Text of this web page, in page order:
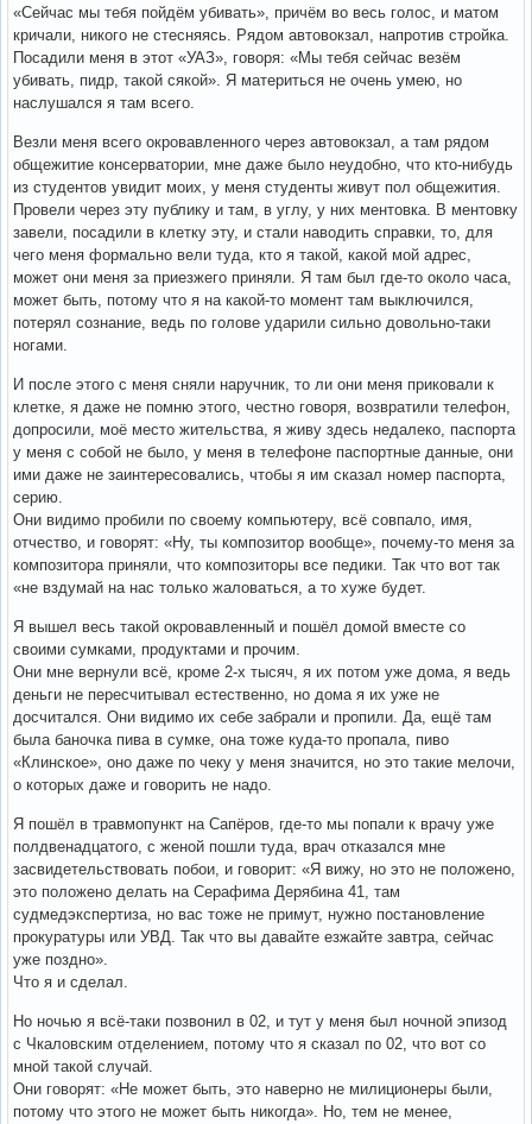
«Сейчас мы тебя пойдём убивать», причём во весь голос, и матом
кричали, никого не стесняясь. Рядом автовокзал, напротив стройка.
Посадили меня в этот «УАЗ», говоря: «Мы тебя сейчас везём
убивать, пидр, такой сякой». Я материться не очень умею, но
наслушался я там всего.
Везли меня всего окровавленного через автовокзал, а там рядом
общежитие консерватории, мне даже было неудобно, что кто-нибудь
из студентов увидит моих, у меня студенты живут пол общежития.
Провели через эту публику и там, в углу, у них ментовка. В ментовку
завели, посадили в клетку эту, и стали наводить справки, то, для
чего меня формально вели туда, кто я такой, какой мой адрес,
может они меня за приезжего приняли. Я там был где-то около часа,
может быть, потому что я на какой-то момент там выключился,
потерял сознание, ведь по голове ударили сильно довольно-таки
ногами.
И после этого с меня сняли наручник, то ли они меня приковали к
клетке, я даже не помню этого, честно говоря, возвратили телефон,
допросили, моё место жительства, я живу здесь недалеко, паспорта
у меня с собой не было, у меня в телефоне паспортные данные, они
ими даже не заинтересовались, чтобы я им сказал номер паспорта,
серию.
Они видимо пробили по своему компьютеру, всё совпало, имя,
отчество, и говорят: «Ну, ты композитор вообще», почему-то меня за
композитора приняли, что композиторы все педики. Так что вот так
«не вздумай на нас только жаловаться, а то хуже будет.
Я вышел весь такой окровавленный и пошёл домой вместе со
своими сумками, продуктами и прочим.
Они мне вернули всё, кроме 2-х тысяч, я их потом уже дома, я ведь
деньги не пересчитывал естественно, но дома я их уже не
досчитался. Они видимо их себе забрали и пропили. Да, ещё там
была баночка пива в сумке, она тоже куда-то пропала, пиво
«Клинское», оно даже по чеку у меня значится, но это такие мелочи,
о которых даже и говорить не надо.
Я пошёл в травмопункт на Сапёров, где-то мы попали к врачу уже
полдвенадцатого, с женой пошли туда, врач отказался мне
засвидетельствовать побои, и говорит: «Я вижу, но это не положено,
это положено делать на Серафима Дерябина 41, там
судмедэкспертиза, но вас тоже не примут, нужно постановление
прокуратуры или УВД. Так что вы давайте езжайте завтра, сейчас
уже поздно».
Что я и сделал.
Но ночью я всё-таки позвонил в 02, и тут у меня был ночной эпизод
с Чкаловским отделением, потому что я сказал по 02, что вот со
мной такой случай.
Они говорят: «Не может быть, это наверно не милиционеры были,
потому что этого не может быть никогда». Но, тем не менее,